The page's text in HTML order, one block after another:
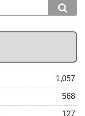
1,057
568
127